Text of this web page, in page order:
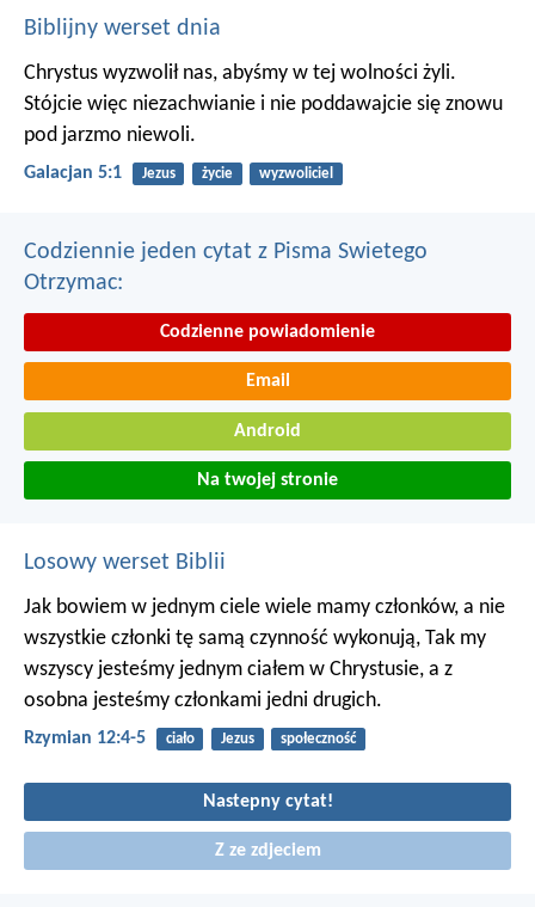
Biblijny werset dnia
Chrystus wyzwolił nas, abyśmy w tej wolności żyli.
Stójcie więc niezachwianie i nie poddawajcie się znowu
pod jarzmo niewoli.
Galacjan 5:1 Jezus życie wyzwoliciel
Codziennie jeden cytat z Pisma Swietego
Otrzymac:
Codzienne powiadomienie
Email
Android
Na twojej stronie
Losowy werset Biblii
Jak bowiem w jednym ciele wiele mamy członków, a nie
wszystkie członki tę samą czynność wykonują, Tak my
wszyscy jesteśmy jednym ciałem w Chrystusie, a z
osobna jesteśmy członkami jedni drugich.
Rzymian 12:4-5 ciało Jezus społeczność
Nastepny cytat!
Z ze zdjeciem